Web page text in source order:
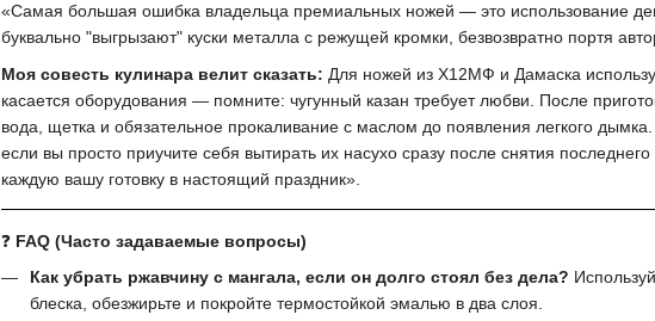
«Самая большая ошибка владельца премиальных ножей — это использование
буквально "выгрызают" куски металла с режущей кромки, безвозвратно портя
Моя совесть кулинара велит сказать: Для ножей из Х12МФ и Дамаска
касается оборудования — помните: чугунный казан требует любви. После
вода, щетка и обязательное прокаливание с маслом до появления легкого
если вы просто приучите себя вытирать их насухо сразу после снятия
каждую вашу готовку в настоящий праздник».
❓ FAQ (Часто задаваемые вопросы)
Как убрать ржавчину с мангала, если он долго стоял без дела?
блеска, обезжирьте и покройте термостойкой эмалью в два слоя.